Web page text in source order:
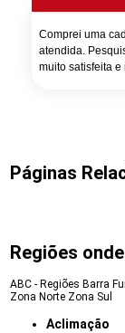
Comprei uma
atendida.
muito satisfeita
Páginas
Regiões
ABC - Regiões Barra
Zona Norte Zona Sul
Aclimação